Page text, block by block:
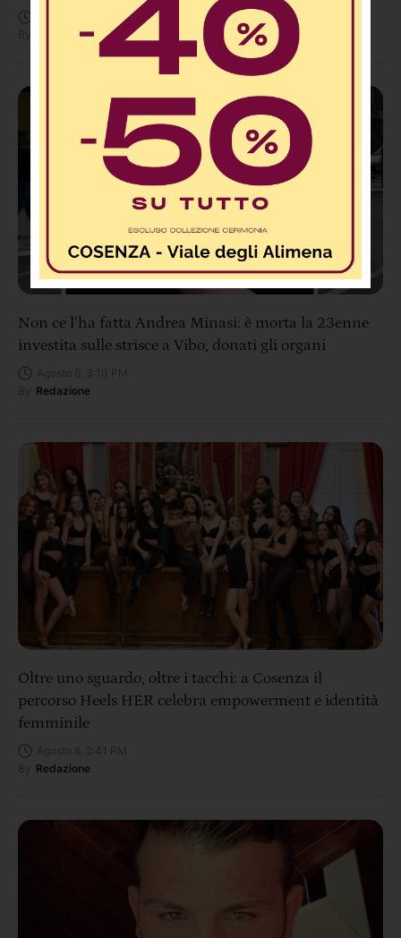
Agosto 6, 3:44 PM
Redazione
Non ce l’ha fatta Andrea Minasi: è morta la 23enne
investita sulle strisce a Vibo, donati gli organi
Redazione
Oltre uno sguardo, oltre i tacchi: a Cosenza il
percorso Heels HER celebra empowerment e identità
femminile
Redazione